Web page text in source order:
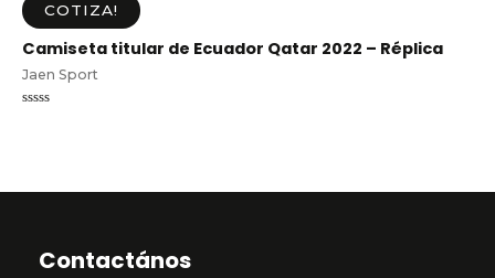
COTIZA!
Camiseta titular de Ecuador Qatar 2022 – Réplica
Jaen Sport
Contactános